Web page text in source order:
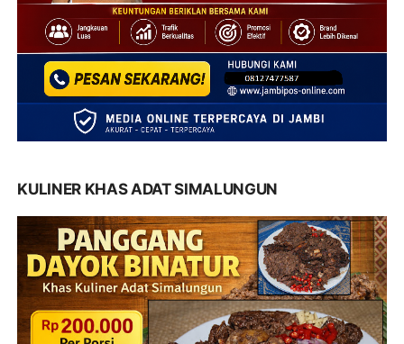
KULINER KHAS ADAT SIMALUNGUN